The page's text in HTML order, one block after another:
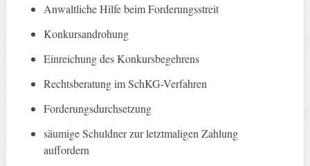
Anwaltliche Hilfe beim Forderungsstreit
Konkursandrohung
Einreichung des Konkursbegehrens
Rechtsberatung im SchKG-Verfahren
Forderungsdurchsetzung
säumige Schuldner zur letztmaligen Zahlung
auffordern